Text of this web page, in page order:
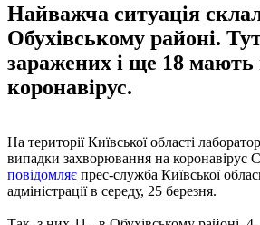
Найважча ситуація
Обухівському районі.
заражених і ще 18 мають
коронавірус.
На території Київської області
випадки захворювання на коронавірус
повідомляє прес-служба Київської
адміністрації в середу, 25 березня.